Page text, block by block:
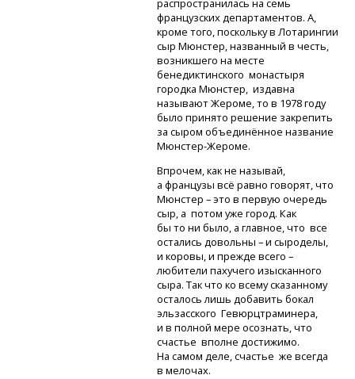
распространилась на семь
французских департаментов. А,
кроме того, поскольку в Лотарингии
сыр Мюнстер, названный в честь,
возникшего на месте
бенедиктинского монастыря
городка Мюнстер, издавна
называют Жероме, то в 1978 году
было принято решение закрепить
за сыром объединённое название
Мюнстер-Жероме.
Впрочем, как не называй,
а французы всё равно говорят, что
Мюнстер – это в первую очередь
сыр, а потом уже город. Как
бы то ни было, а главное, что все
остались довольны – и сыроделы,
и коровы, и прежде всего –
любители пахучего изысканного
сыра. Так что ко всему сказанному
осталось лишь добавить бокал
эльзасского Гевюрцтраминера,
и в полной мере осознать, что
счастье вполне достижимо.
На самом деле, счастье же всегда
в мелочах.